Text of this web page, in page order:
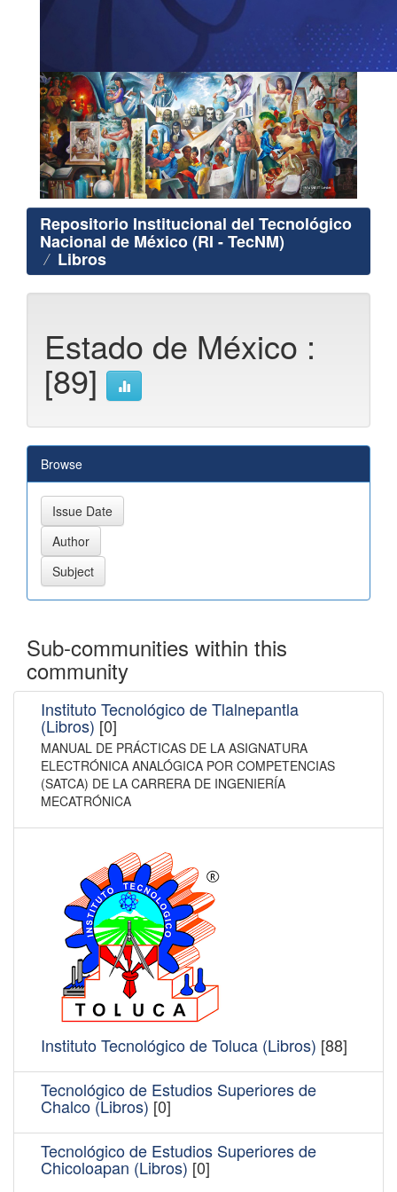
Repositorio Institucional del Tecnológico
Nacional de México (RI - TecNM)
Libros
Estado de México :
[89]
Browse
Sub-communities within this
community
Instituto Tecnológico de Tlalnepantla
(Libros) [0]
MANUAL DE PRÁCTICAS DE LA ASIGNATURA
ELECTRÓNICA ANALÓGICA POR COMPETENCIAS
(SATCA) DE LA CARRERA DE INGENIERÍA
MECATRÓNICA
Instituto Tecnológico de Toluca (Libros) [88]
Tecnológico de Estudios Superiores de
Chalco (Libros) [0]
Tecnológico de Estudios Superiores de
Chicoloapan (Libros) [0]